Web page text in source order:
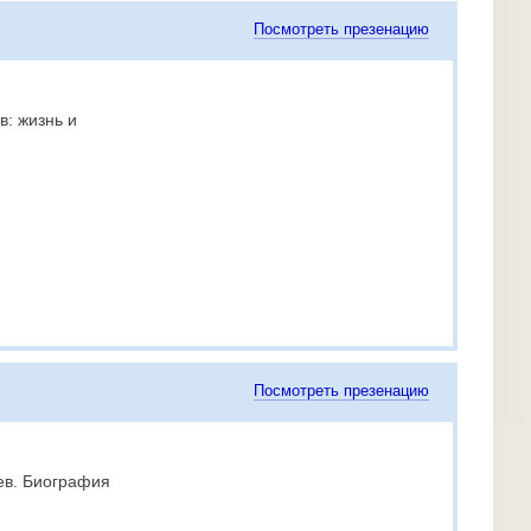
Посмотреть презенацию
жизнь и
Посмотреть презенацию
Биография